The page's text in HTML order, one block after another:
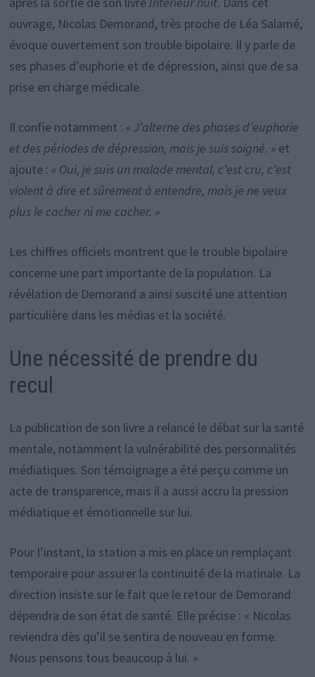
ouvrage, Nicolas Demorand, très proche de Léa Salamé,
évoque ouvertement son trouble bipolaire. Il y parle de
ses phases d’euphorie et de dépression, ainsi que de sa
prise en charge médicale.
Il confie notamment : « J’alterne des phases d’euphorie
et des périodes de dépression, mais je suis soigné. »et
ajoute : « Oui, je suis un malade mental, c’est cru, c’est
violent à dire et sûrement à entendre, mais je ne veux
plus le cacher ni me cacher. »
Les chiffres officiels montrent que le trouble bipolaire
concerne une part importante de la population. La
révélation de Demorand a ainsi suscité une attention
particulière dans les médias et la société.
Une nécessité de prendre du
recul
La publication de son livre a relancé le débat sur la santé
mentale, notamment la vulnérabilité des personnalités
médiatiques. Son témoignage a été perçu comme un
acte de transparence, mais il a aussi accru la pression
médiatique et émotionnelle sur lui.
Pour l’instant, la station a mis en place un remplaçant
temporaire pour assurer la continuité de la matinale. La
direction insiste sur le fait que le retour de Demorand
dépendra de son état de santé. Elle précise : « Nicolas
reviendra dès qu’il se sentira de nouveau en forme.
Nous pensons tous beaucoup à lui. »